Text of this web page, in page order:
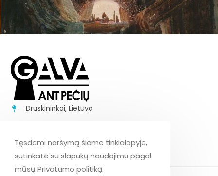
Druskininkai, Lietuva
info@galvaantpeciu.lt
Tęsdami naršymą šiame tinklalapyje,
sutinkate su slapukų naudojimu pagal
mūsų Privatumo politiką.